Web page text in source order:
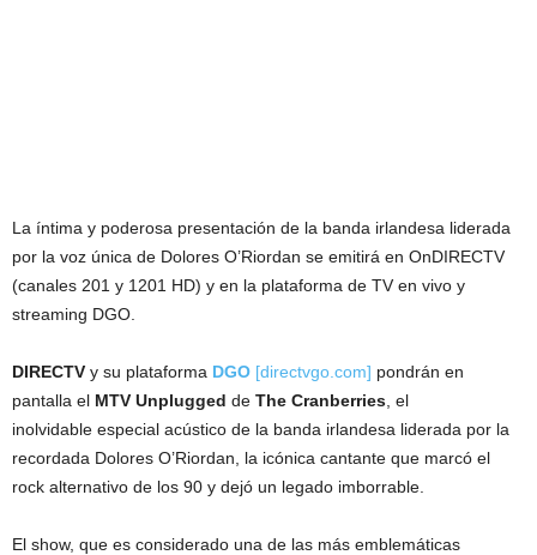
La íntima y poderosa presentación de la banda irlandesa liderada
por la voz única de Dolores O’Riordan se emitirá en OnDIRECTV
(canales 201 y 1201 HD) y en la plataforma de TV en vivo y
streaming DGO.
DIRECTV y su plataforma DGO [directvgo.com] pondrán en
pantalla el MTV Unplugged de The Cranberries , el
inolvidable especial acústico de la banda irlandesa liderada por la
recordada Dolores O’Riordan, la icónica cantante que marcó el
rock alternativo de los 90 y dejó un legado imborrable.
El show, que es considerado una de las más emblemáticas